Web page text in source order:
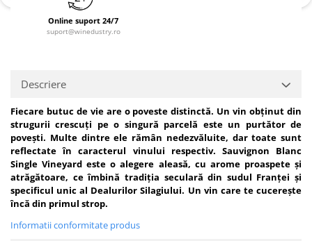
Online suport 24/7
suport@winedustry.ro
Descriere
Fiecare butuc de vie are o poveste distinctă. Un vin obținut din
strugurii crescuți pe o singură parcelă este un purtător de
povești. Multe dintre ele rămân nedezvăluite, dar toate sunt
reflectate în caracterul vinului respectiv. Sauvignon Blanc
Single Vineyard este o alegere aleasă, cu arome proaspete și
atrăgătoare, ce îmbină tradiția seculară din sudul Franței și
specificul unic al Dealurilor Silagiului. Un vin care te cucerește
încă din primul strop.
Informatii conformitate produs